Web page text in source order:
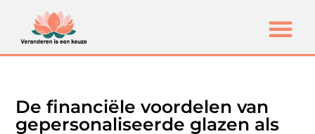
De financiële voordelen van
gepersonaliseerde glazen als